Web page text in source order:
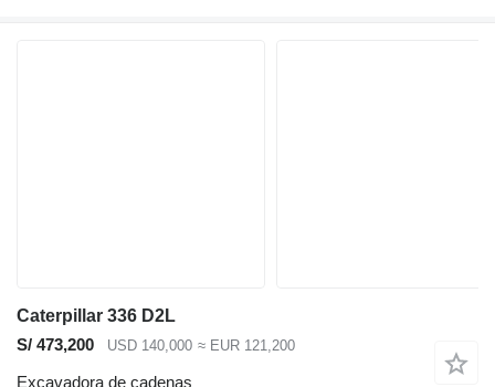
Caterpillar 336 D2L
S/ 473,200
USD 140,000 ≈ EUR 121,200
Excavadora de cadenas